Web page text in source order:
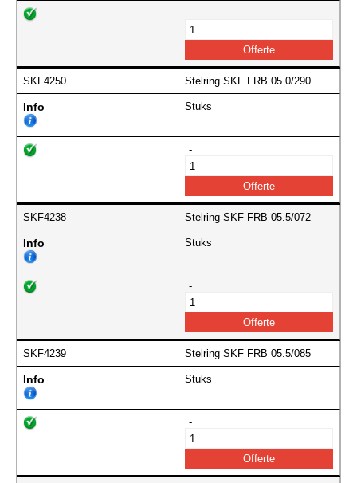
-
SKF4250 Stelring SKF FRB 05.0/290
Info Stuks
-
SKF4238 Stelring SKF FRB 05.5/072
Info Stuks
-
SKF4239 Stelring SKF FRB 05.5/085
Info Stuks
-